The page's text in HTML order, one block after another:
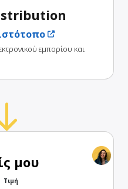
εμπορίου και
μου
Τιμή